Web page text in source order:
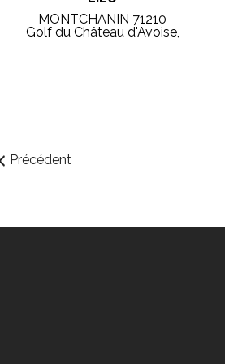
MONTCHANIN 71210
Golf du Château d'Avoise,
Précédent